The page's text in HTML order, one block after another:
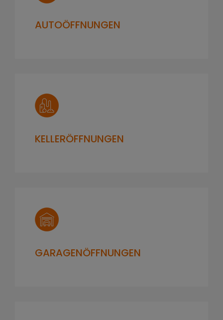
AUTOÖFFNUNGEN
KELLERÖFFNUNGEN
GARAGENÖFFNUNGEN